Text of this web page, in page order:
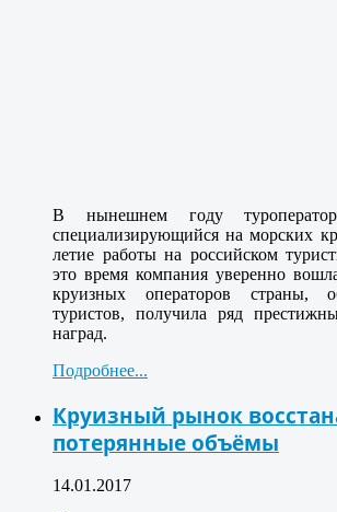
В нынешнем году
специализирующийся на морских
летие работы на российском
это время компания уверенно
круизных операторов страны,
туристов, получила ряд
наград.
Подробнее...
Круизный рынок
потерянные объёмы
14.01.2017